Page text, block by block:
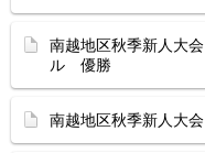
南越地区秋季新人
ル 優勝
南越地区秋季新人